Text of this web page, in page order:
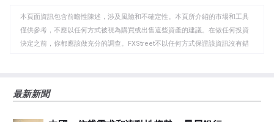
板
本頁面資訊包含前瞻性陳述，涉及風險和不確定性。本頁所介紹的市場和工具
僅供參考，不應以任何方式被視為購買或出售這些資產的建議。在做任何投資
決定之前，你都應該做充分的調查。FXStreet不以任何方式保證該資訊沒有錯
觀點，並不代表FXStreet或其廣告商的官方政策或立場。作者不對本頁連結的
最新新聞